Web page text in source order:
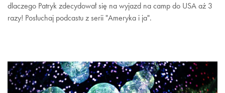
dlaczego Patryk zdecydował się na wyjazd na camp do USA aż 3
razy! Posłuchaj podcastu z serii "Ameryka i ja".